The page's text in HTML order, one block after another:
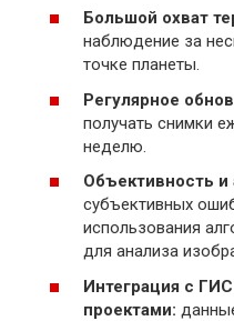
Большой охват
наблюдение за
точке планеты.
Регулярное
получать снимки
неделю.
Объективность и
субъективных
использования
для анализа
Интеграция с
проектами: